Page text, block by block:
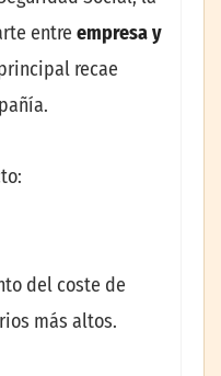
entre empresa y
recae
del coste de
más altos.